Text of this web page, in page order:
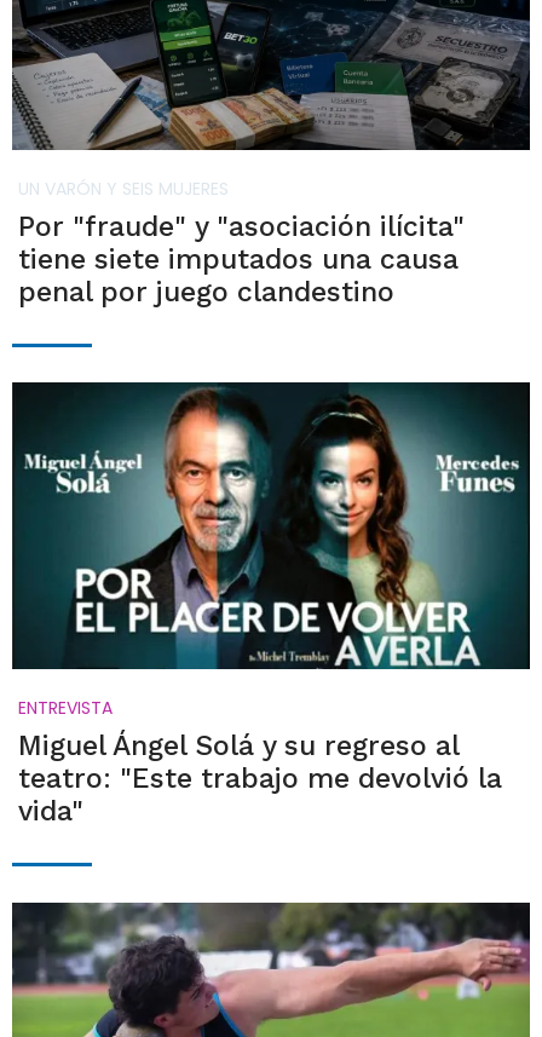
UN VARÓN Y SEIS MUJERES
Por "fraude" y "asociación ilícita"
tiene siete imputados una causa
penal por juego clandestino
ENTREVISTA
Miguel Ángel Solá y su regreso al
teatro: "Este trabajo me devolvió la
vida"